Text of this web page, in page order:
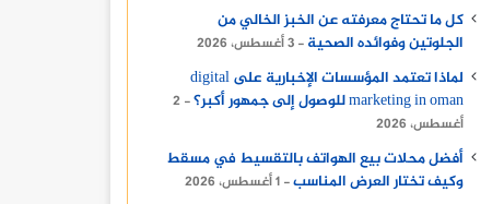
كل ما تحتاج معرفته عن الخبز الخالي من
الجلوتين وفوائده الصحية
3 أغسطس، 2026
لماذا تعتمد المؤسسات الإخبارية على digital
marketing in oman للوصول إلى جمهور أكبر؟
2
أغسطس، 2026
أفضل محلات بيع الهواتف بالتقسيط في مسقط
وكيف تختار العرض المناسب
1 أغسطس، 2026